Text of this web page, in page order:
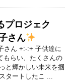
プロジェク
さん
さん +:-:+ 子供達に
もらい、たくさんの
と輝かしい未来を掴
タートしたこ ...